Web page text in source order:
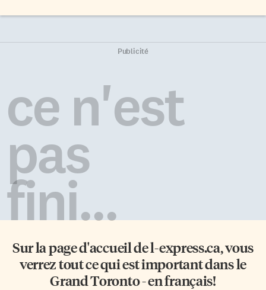
Publicité
ce n'est
pas
fini...
Sur la page d'accueil del-express.ca, vous
verrez tout ce qui est important dans le
Grand Toronto - en français!